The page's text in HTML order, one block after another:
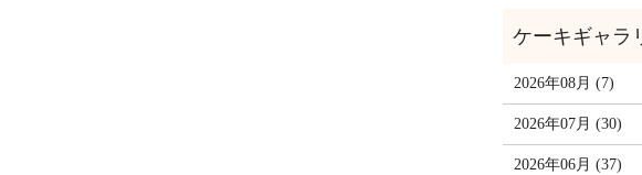
2026年08月 (7)
2026年07月 (30)
2026年06月 (37)